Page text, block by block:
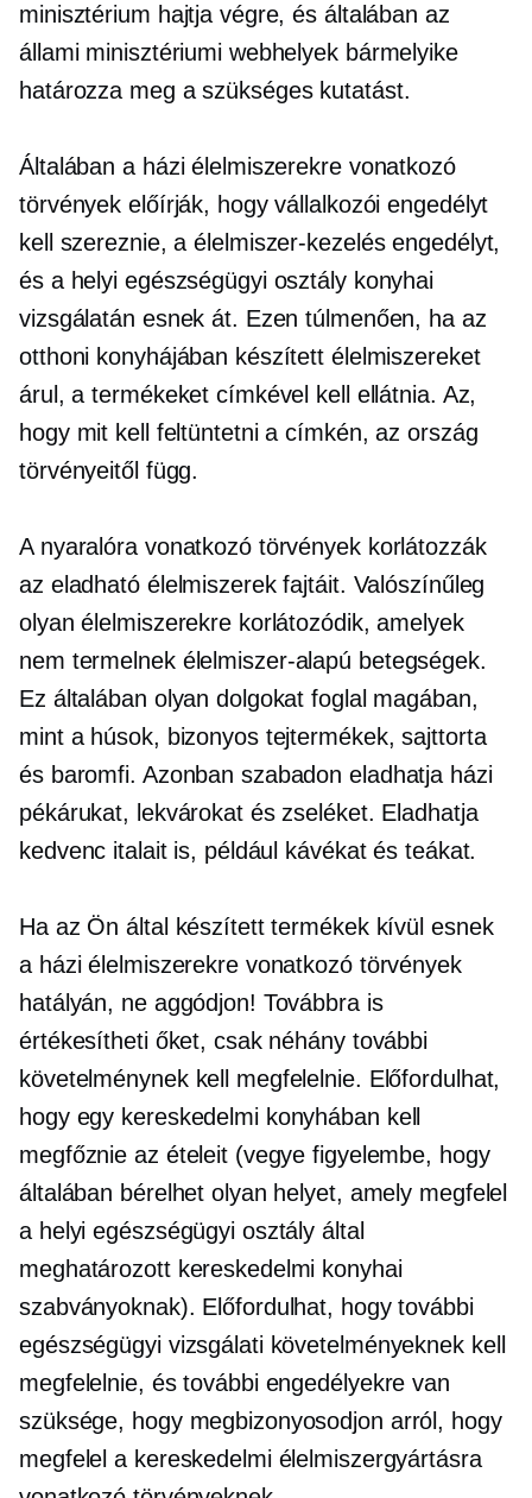
minisztérium hajtja végre, és általában az
állami minisztériumi webhelyek bármelyike ​​
határozza meg a szükséges kutatást.
Általában a házi élelmiszerekre vonatkozó
törvények előírják, hogy vállalkozói engedélyt
kell szereznie, aélelmiszer-kezelésengedélyt,
és a helyi egészségügyi osztály konyhai
vizsgálatán esnek át. Ezen túlmenően, ha az
otthoni konyhájában készített élelmiszereket
árul, a termékeket címkével kell ellátnia. Az,
hogy mit kell feltüntetni a címkén, az ország
törvényeitől függ.
A nyaralóra vonatkozó törvények korlátozzák
az eladható élelmiszerek fajtáit. Valószínűleg
olyan élelmiszerekre korlátozódik, amelyek
nem termelnek élelmiszer-alapú betegségek.
Ez általában olyan dolgokat foglal magában,
mint a húsok, bizonyos tejtermékek, sajttorta
és baromfi. Azonban szabadon eladhatja házi
pékárukat, lekvárokat és zseléket. Eladhatja
kedvenc italait is, például kávékat és teákat.
Ha az Ön által készített termékek kívül esnek
a házi élelmiszerekre vonatkozó törvények
hatályán, ne aggódjon! Továbbra is
értékesítheti őket, csak néhány további
követelménynek kell megfelelnie. Előfordulhat,
hogy egy kereskedelmi konyhában kell
megfőznie az ételeit (vegye figyelembe, hogy
általában bérelhet olyan helyet, amely megfelel
a helyi egészségügyi osztály által
meghatározott kereskedelmi konyhai
szabványoknak). Előfordulhat, hogy további
egészségügyi vizsgálati követelményeknek kell
megfelelnie, és további engedélyekre van
szüksége, hogy megbizonyosodjon arról, hogy
megfelel a kereskedelmi élelmiszergyártásra